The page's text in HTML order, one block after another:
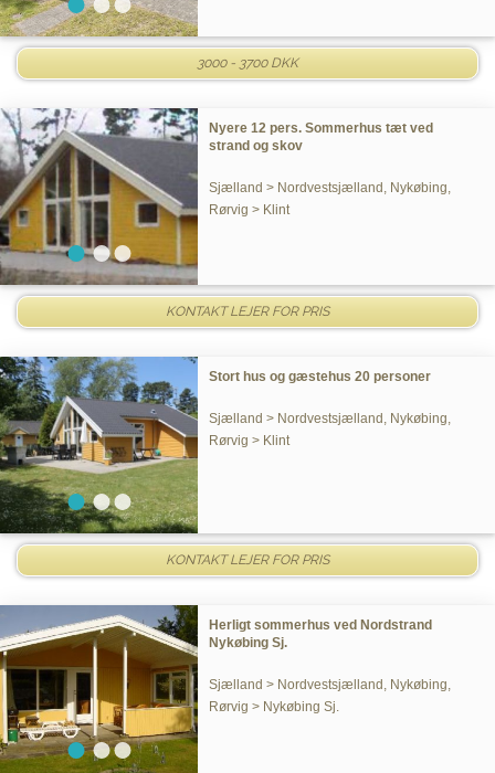
3000 - 3700 DKK
Nyere 12 pers. Sommerhus tæt ved
strand og skov
Sjælland > Nordvestsjælland, Nykøbing,
Rørvig > Klint
KONTAKT LEJER FOR PRIS
Stort hus og gæstehus 20 personer
Sjælland > Nordvestsjælland, Nykøbing,
Rørvig > Klint
KONTAKT LEJER FOR PRIS
Herligt sommerhus ved Nordstrand
Nykøbing Sj.
Sjælland > Nordvestsjælland, Nykøbing,
Rørvig > Nykøbing Sj.